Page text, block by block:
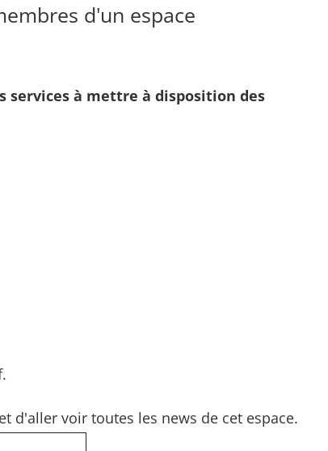
d'un espace
services à mettre à disposition des
d'aller voir toutes les news de cet espace.